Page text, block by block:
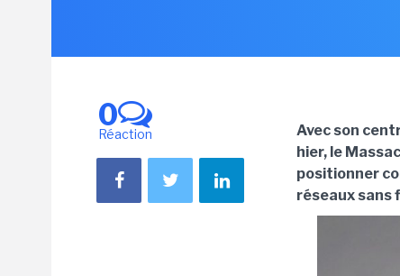
0
Réaction
Avec son
hier, le
positionner
réseaux sans